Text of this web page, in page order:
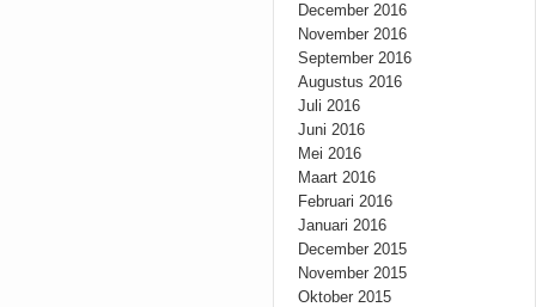
December 2016
November 2016
September 2016
Augustus 2016
Juli 2016
Juni 2016
Mei 2016
Maart 2016
Februari 2016
Januari 2016
December 2015
November 2015
Oktober 2015